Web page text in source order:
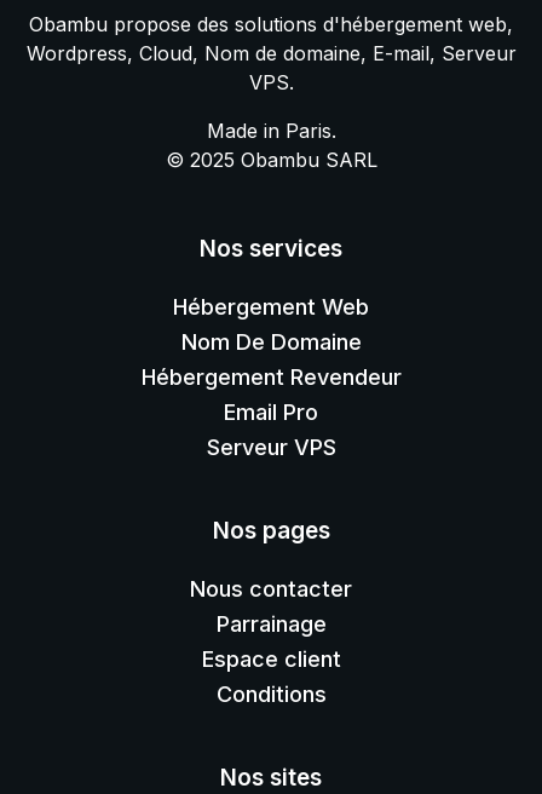
Obambu propose des solutions d'hébergement web,
Wordpress, Cloud, Nom de domaine, E-mail, Serveur
VPS.
Made in Paris.
© 2025 Obambu SARL
Nos services
Hébergement Web
Nom De Domaine
Hébergement Revendeur
Email Pro
Serveur VPS
Nos pages
Nous contacter
Parrainage
Espace client
Conditions
Nos sites